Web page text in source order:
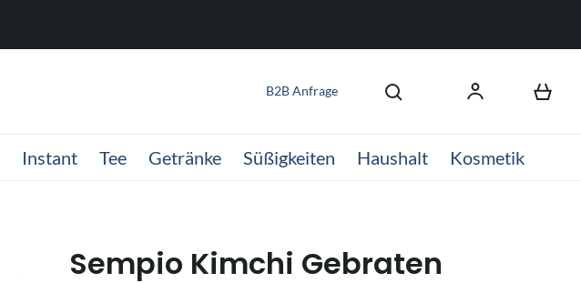
B2B Anfrage
Instant Tee Getränke Süßigkeiten Haushalt Kosmetik
Sempio Kimchi Gebraten